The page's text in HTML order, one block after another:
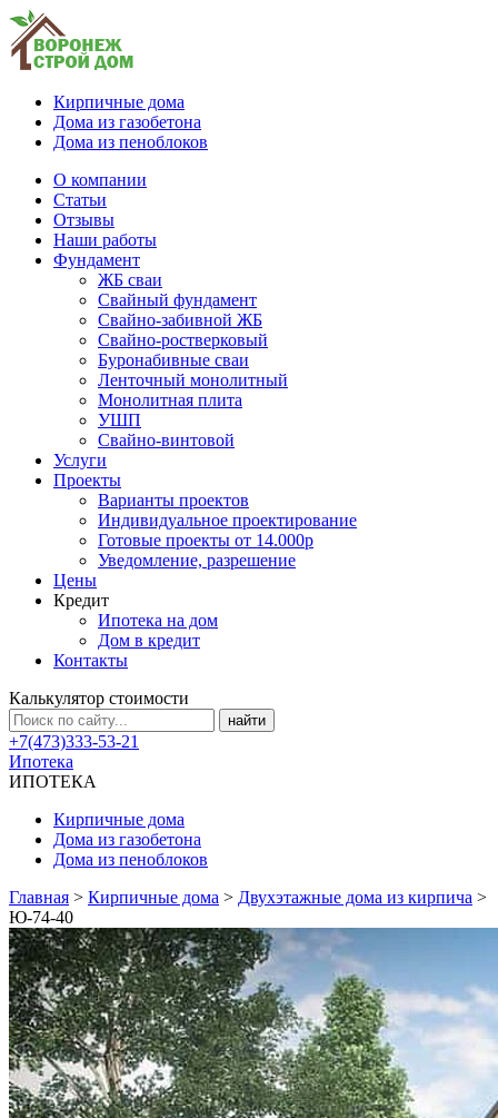
Кирпичные дома
Дома из газобетона
Дома из пеноблоков
О компании
Статьи
Отзывы
Наши работы
Фундамент
ЖБ сваи
Свайный фундамент
Свайно-забивной ЖБ
Свайно-ростверковый
Буронабивные сваи
Ленточный монолитный
Монолитная плита
УШП
Свайно-винтовой
Услуги
Проекты
Варианты проектов
Индивидуальное проектирование
Готовые проекты от 14.000р
Уведомление, разрешение
Цены
Кредит
Ипотека на дом
Дом в кредит
Контакты
Калькулятор стоимости
+7(473)333-53-21
Ипотека
ИПОТЕКА
Кирпичные дома
Дома из газобетона
Дома из пеноблоков
Главная > Кирпичные дома > Двухэтажные дома из кирпича >
Ю-74-40